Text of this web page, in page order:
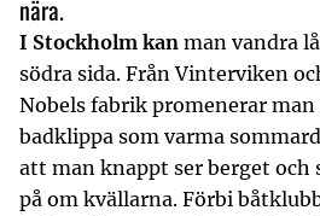
nära.
I Stockholm kan man vandra
södra sida. Från Vinterviken
Nobels fabrik promenerar
badklippa som varma
att man knappt ser berget och
på om kvällarna. Förbi